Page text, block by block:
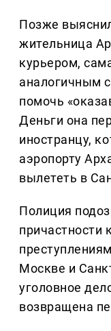
Позже
жительница
курьером,
аналогичным
помочь
Деньги она
иностранцу,
аэропорту
вылететь в
Полиция
причастности
Москве и
уголовное
возвращена